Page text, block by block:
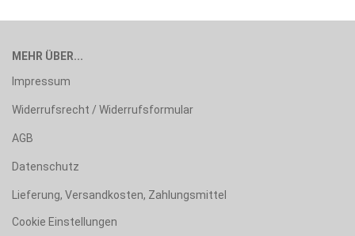
MEHR ÜBER...
Impressum
Widerrufsrecht / Widerrufsformular
AGB
Datenschutz
Lieferung, Versandkosten, Zahlungsmittel
Cookie Einstellungen